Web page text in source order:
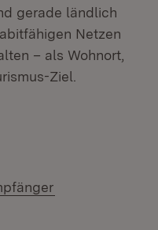
gerade ländlich
Netzen
– als Wohnort,
Ziel.